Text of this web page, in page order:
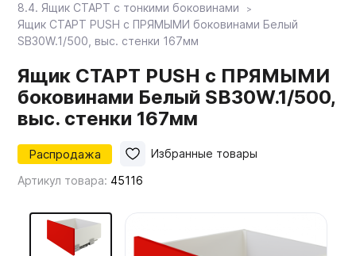
Фурнитура
Столешницы
Фасады
Мебельные образцы, каталоги
8.4. Ящик СТАРТ с тонкими боковинами
Ящик СТАРТ PUSH с ПРЯМЫМИ боковинами Белый
SB30W.1/500, выс. стенки 167мм
Ящик СТАРТ PUSH с ПРЯМЫМИ
боковинами Белый SB30W.1/500,
выс. стенки 167мм
Распродажа
Артикул товара: 45116
Избранные товары